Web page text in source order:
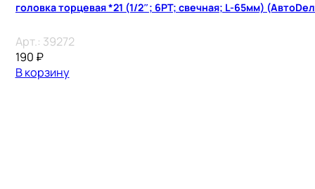
головка торцевая *21 (1/2″; 6PT; свечная; L-65мм)
Арт.: 39272
190 ₽
В корзину